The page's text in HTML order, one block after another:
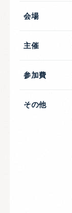
会場
主催
参加費
その他